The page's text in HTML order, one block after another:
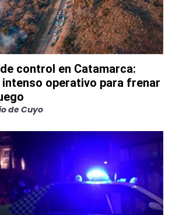
control en Catamarca:
operativo para frenar
de Cuyo